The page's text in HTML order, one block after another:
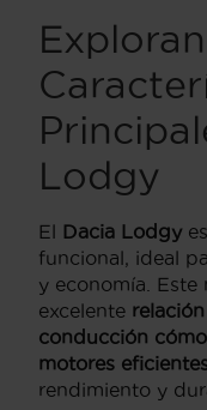
Lodgy
El Dacia Lodgy
funcional, ideal
y economía.
excelente
conducción
motores
rendimiento y